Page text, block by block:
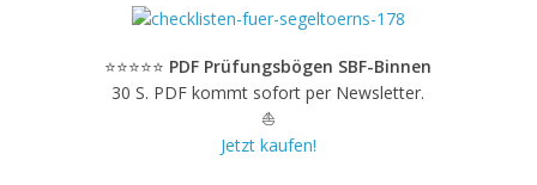
⭐⭐⭐⭐⭐ PDF Prüfungsbögen SBF-Binnen
30 S. PDF kommt sofort per Newsletter.
⛵
Jetzt kaufen!